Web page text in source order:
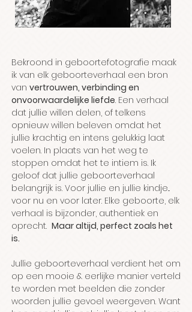
Bekroond in geboortefotografie maak
ik van elk geboorteverhaal een bron
van vertrouwen, verbinding en
onvoorwaardelijke liefde. Een verhaal
dat jullie willen delen, of telkens
opnieuw willen beleven omdat het
jullie krachtig en intens gelukkig laat
voelen. In plaats van het weg te
stoppen omdat het te intiem is. Ik
geloof dat jullie geboorteverhaal
belangrijk is. Voor jullie en jullie kindje...
voor nu en voor later. Elke geboorte, elk
verhaal is bijzonder, authentiek en
oprecht. Maar altijd, perfect zoals het
is.
Jullie geboorteverhaal verdient het om
op een mooie & eerlijke manier verteld
te worden met beelden die zonder
woorden jullie gevoel weergeven. Want